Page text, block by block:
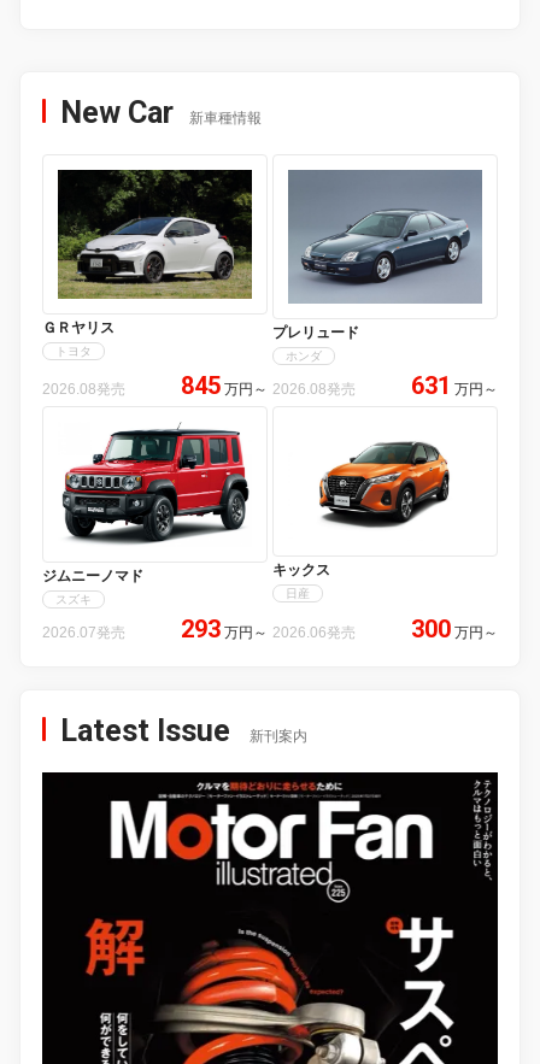
New Car 新車種情報
ＧＲヤリス
トヨタ
2026.08発売 845 万円 ～
プレリュード
ホンダ
2026.08発売 631 万円 ～
ジムニーノマド
スズキ
2026.07発売 293 万円 ～
キックス
日産
2026.06発売 300 万円 ～
Latest Issue 新刊案内